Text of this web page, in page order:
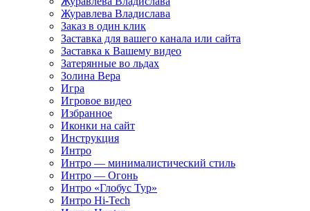
Журавлева Владислава
Заказ в один клик
Заставка для вашего канала или сайта
Заставка к Вашему видео
Затерянные во льдах
Золина Вера
Игра
Игровое видео
Избранное
Иконки на сайт
Инструкция
Интро
Интро — минималистический стиль
Интро — Огонь
Интро «Глобус Тур»
Интро Hi-Tech